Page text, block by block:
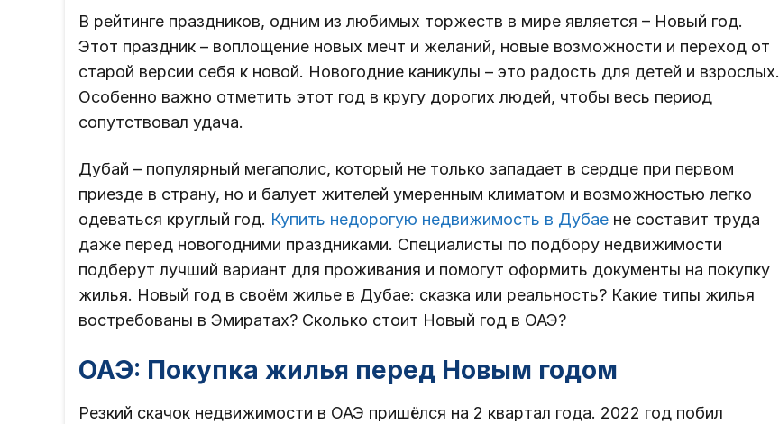
В рейтинге праздников, одним из любимых торжеств в мире является – Новый год.
Этот праздник – воплощение новых мечт и желаний, новые возможности и переход от
старой версии себя к новой. Новогодние каникулы – это радость для детей и взрослых.
Особенно важно отметить этот год в кругу дорогих людей, чтобы весь период
сопутствовал удача.
Дубай – популярный мегаполис, который не только западает в сердце при первом
приезде в страну, но и балует жителей умеренным климатом и возможностью легко
одеваться круглый год. Купить недорогую недвижимость в Дубае не составит труда
даже перед новогодними праздниками. Специалисты по подбору недвижимости
подберут лучший вариант для проживания и помогут оформить документы на покупку
жилья. Новый год в своём жилье в Дубае: сказка или реальность? Какие типы жилья
востребованы в Эмиратах? Сколько стоит Новый год в ОАЭ?
ОАЭ: Покупка жилья перед Новым годом
Резкий скачок недвижимости в ОАЭ пришёлся на 2 квартал года. 2022 год побил